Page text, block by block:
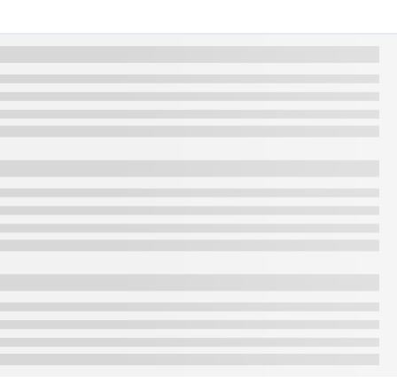
कम टिकाऊ
पीला रंग
के लिए अत्यधिक पसंद किया जाता है
सुनिश्चित करते हैं कि खरीदारों को असली और अच्छी क्वॉलिटी के गोल्ड प्रोडक्ट